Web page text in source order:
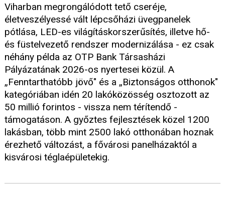
Viharban megrongálódott tető cseréje,
életveszélyessé vált lépcsőházi üvegpanelek
pótlása, LED-es világításkorszerűsítés, illetve hő-
és füstelvezető rendszer modernizálása - ez csak
néhány példa az OTP Bank Társasházi
Pályázatának 2026-os nyertesei közül. A
„Fenntarthatóbb jövő" és a „Biztonságos otthonok"
kategóriában idén 20 lakóközösség osztozott az
50 millió forintos - vissza nem térítendő -
támogatáson. A győztes fejlesztések közel 1200
lakásban, több mint 2500 lakó otthonában hoznak
érezhető változást, a fővárosi panelházaktól a
kisvárosi téglaépületekig.